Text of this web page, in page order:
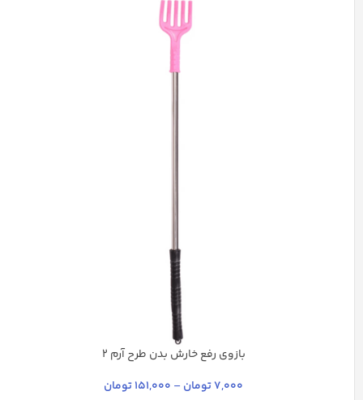
آبی یخی+10
بازوی رفع خارش بدن طرح آرم 2
7,000تومان –
151,000تومان